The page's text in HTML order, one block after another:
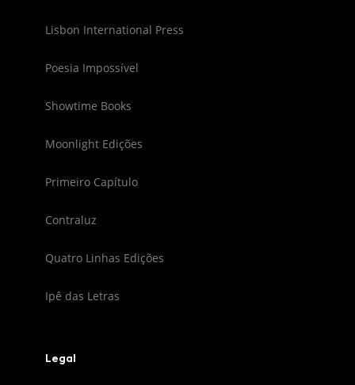
Lisbon International Press
Poesia Impossível
Showtime Books
Moonlight Edições
Primeiro Capítulo
Contraluz
Quatro Linhas Edições
Ipê das Letras
Legal